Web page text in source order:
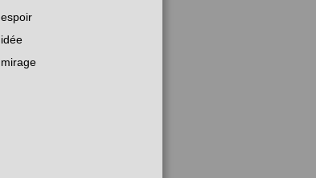
espoir
idée
mirage